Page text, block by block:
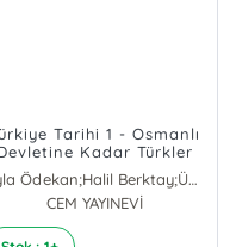
Tarihi 1 - Osmanlı
Kadar Türkler
Ayla Ödekan;Halil Berktay;Ümit Hassan
HALİL BERKTAY
ÜMİT HASSAN
CEM YAYINEVİ